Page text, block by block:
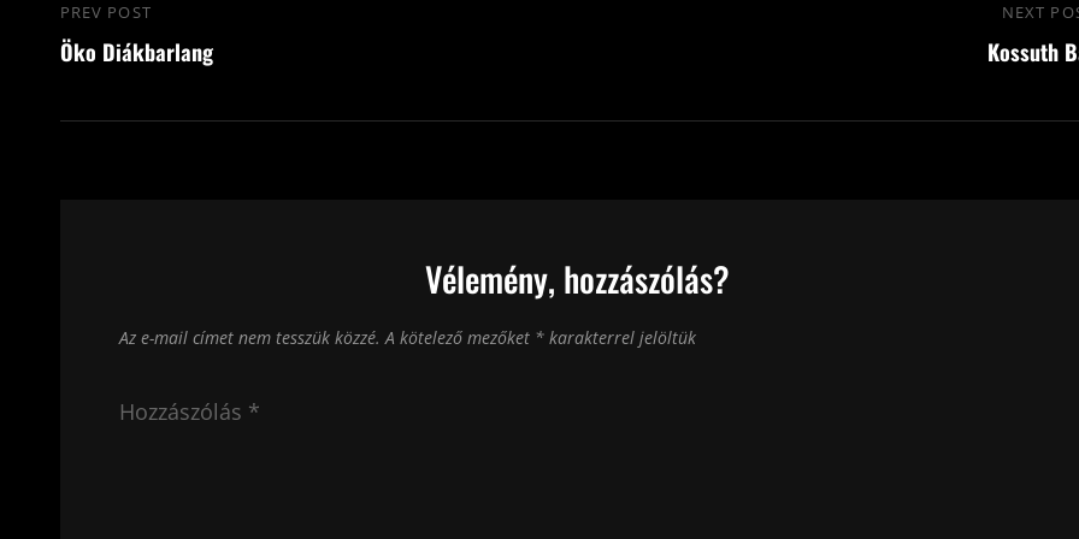
Bejegyzés
navigáció
Previous
Post
PREV POST
Öko Diákbarlang
NEXT
Kossuth
Vélemény, hozzászólás?
Az e-mail címet nem tesszük közzé. A kötelező mezőket * karakterrel jelöltük
Hozzászólás *